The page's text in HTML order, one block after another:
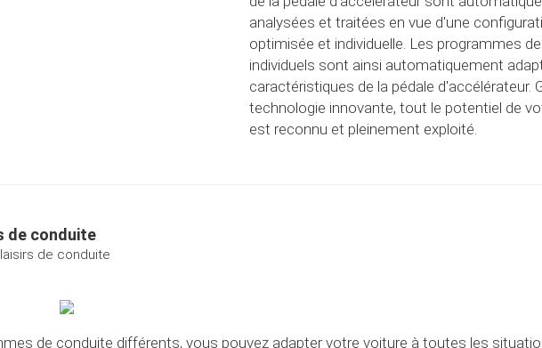
analysées et traitées en vue d'une
optimisée et individuelle. Les programmes
individuels sont ainsi automatiquement
caractéristiques de la pédale d'accélérateur.
technologie innovante, tout le potentiel de
est reconnu et pleinement exploité.
de conduite
de conduite
de conduite différents, vous pouvez adapter votre voiture à toutes les